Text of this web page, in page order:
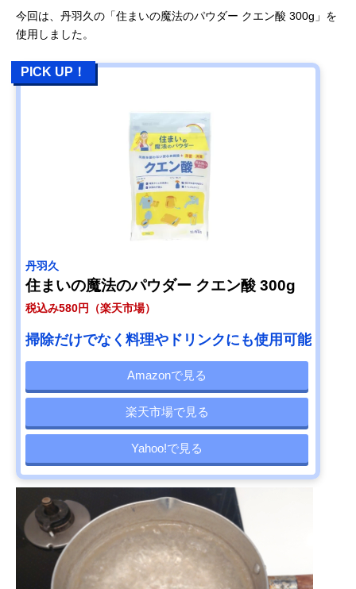
今回は、丹羽久の「住まいの魔法のパウダー クエン酸 300g」を
使用しました。
PICK UP！
丹羽久
住まいの魔法のパウダー クエン酸 300g
税込み580円（楽天市場）
掃除だけでなく料理やドリンクにも使用可能
Amazonで見る
楽天市場で見る
Yahoo!で見る